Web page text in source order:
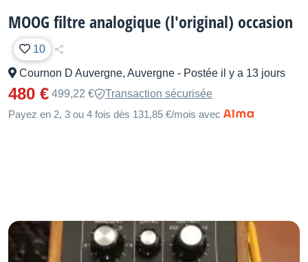
MOOG filtre analogique (l'original) occasion
10
Cournon D Auvergne, Auvergne - Postée il y a 13 jours
480 € 499,22 €
Transaction sécurisée
Payez en 2, 3 ou 4 fois dès 131,85 €/mois avec